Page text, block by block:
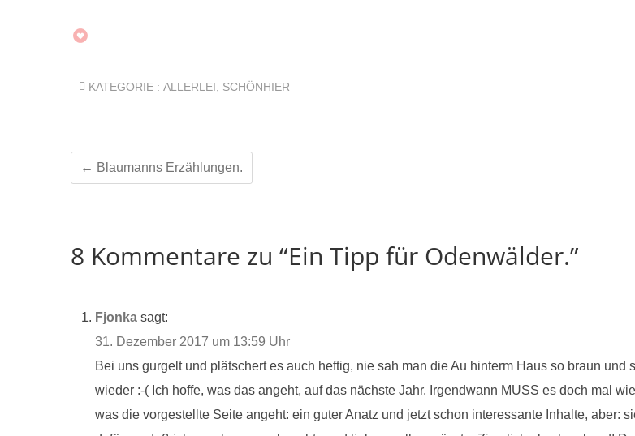
KATEGORIE : ALLERLEI SCHÖNHIER
← Blaumanns Erzählungen.
8 Kommentare zu “Ein Tipp für Odenwälder.”
Fjonka sagt:
31. Dezember 2017 um 13:59 Uhr
Bei uns gurgelt und plätschert es auch heftig, nie sah man die Au hinterm Haus so braun
wieder :-( Ich hoffe, was das angeht, auf das nächste Jahr. Irgendwann MUSS es doch mal
was die vorgestellte Seite angeht: ein guter Anatz und jetzt schon interessante Inhalte, aber: